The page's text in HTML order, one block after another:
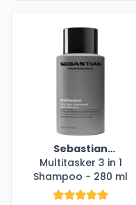
Sebastian
Professional
Multitasker 3 in 1
Shampoo - 280 ml